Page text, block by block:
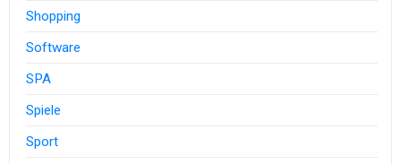
Shopping
Software
SPA
Spiele
Sport